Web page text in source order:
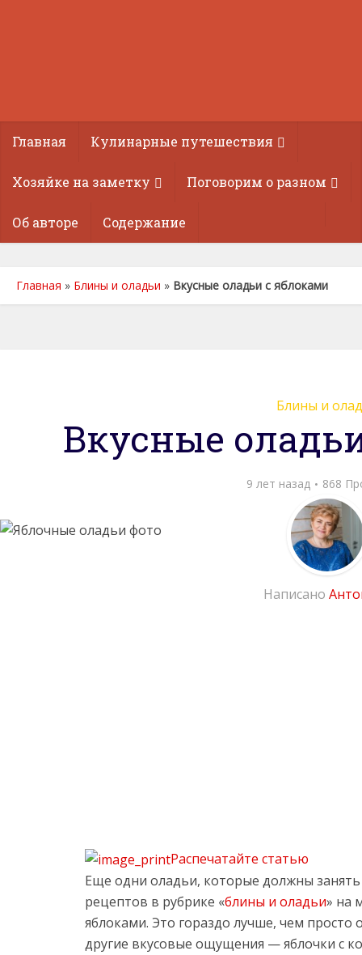
Главная Кулинарные путешествия
Хозяйке на заметку Поговорим о разном
Об авторе Содержание
Главная » Блины и оладьи » Вкусные оладьи с яблоками
Блины и
Вкусные
9 лет назад 868
Написано
Распечатайте статью
Еще одни оладьи, которые должны занять
рецептов в рубрике «блины и оладьи» на
яблоками. Это гораздо лучше, чем просто
другие вкусовые ощущения — яблочки с